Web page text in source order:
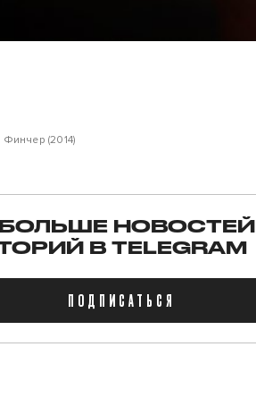
(2014)
НОВОСТЕЙ
В TELEGRAM
ПОДПИСАТЬСЯ